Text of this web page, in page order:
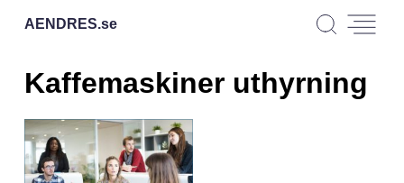
AENDRES.se
Kaffemaskiner uthyrning